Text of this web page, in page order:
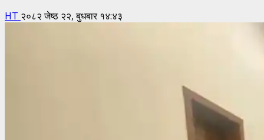
HT २०८२ जेष्ठ २२, बुधबार १४:४३